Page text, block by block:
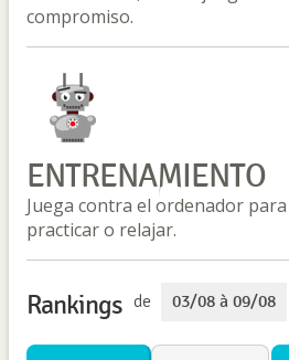
compromiso.
ENTRENAMIENTO
Juega contra el ordenador para
practicar o relajar.
Rankings de 03/08 à 09/08